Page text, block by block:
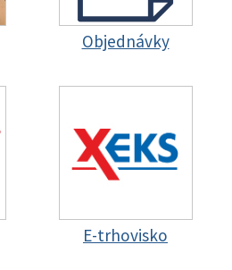
Objednávky
E-trhovisko